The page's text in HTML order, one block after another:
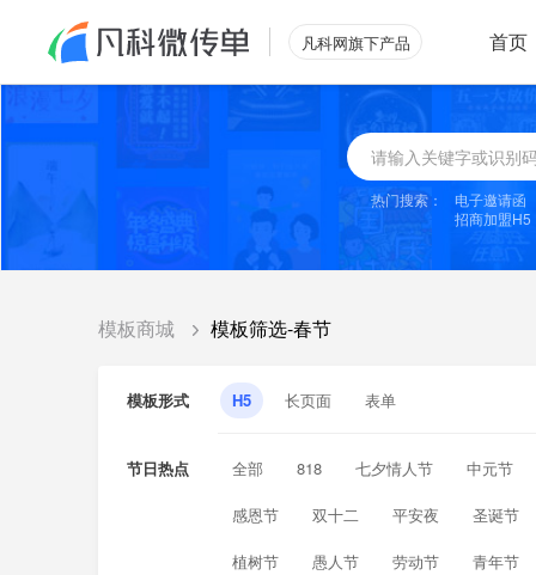
凡科网旗下产品 首页
热门搜索：
电子邀请函
招商加盟H5
模板商城 模板筛选-春节
模板形式 H5 长页面 表单
节日热点 全部 818 七夕情人节 中元节
感恩节 双十二 平安夜 圣诞节
植树节 愚人节 劳动节 青年节